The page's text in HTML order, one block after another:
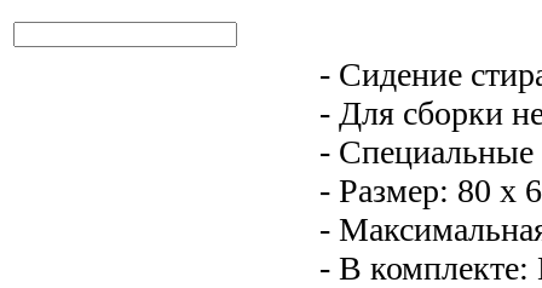
- Сидение
- Для сборки
- Специальные
- Размер: 80 x
-
- В комплекте: